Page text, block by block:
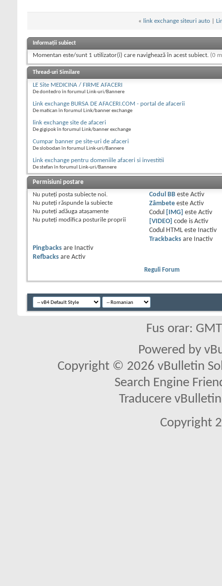
« link exchange siteuri auto|
Informații subiect
Momentan este/sunt 1 utilizator(i) care navighează în acest subiect. (0
Thread-uri Similare
LE Site MEDICINA / FIRME AFACERI
De dontedro în forumul Link-uri/Bannere
Link exchange BURSA DE AFACERI.COM - portal de afacerii
De matican în forumul Link/banner exchange
link exchange site de afaceri
De gigipok în forumul Link/banner exchange
Cumpar banner pe site-uri de afaceri
De slobodan în forumul Link-uri/Bannere
Link exchange pentru domeniile afaceri si investitii
De stefan în forumul Link-uri/Bannere
Permisiuni postare
Nu puteţi posta subiecte noi.
Nu puteţi răspunde la subiecte
Nu puteţi adăuga ataşamente
Nu puteţi modifica posturile proprii
Codul BBeste Activ
Zâmbeteeste Activ
Codul
[IMG] este Activ
[VIDEO]
code is Activ
Codul HTML este
Inactiv
Trackbacksare
Inactiv
Pingbacks are
Inactiv
Refbacks are Activ
Reguli Forum
Fus orar:
Powered by
Copyright © 2026 vBulletin
Search Engine
Traducere
Copyright